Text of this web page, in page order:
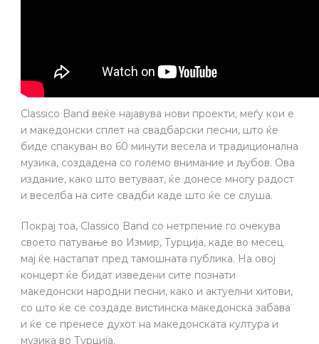
Classico Band веќе најавува нови проекти, меѓу кои е
и македонски сплет на свадбарски песни, што ќе
биде спакуван во 60 минути весела и традиционална
музика, создадена со големо внимание и љубов. Ова
издание, како што ветуваат, ќе донесе многу радост
и веселба на сите свадби каде што ќе се слуша.
Покрај тоа, Classico Band со нетрпение го очекува
своето патување во Измир, Турција, каде во месец
мај ќе настапат пред тамошната публика. На овој
концерт ќе бидат изведени сите познати
македонски народни песни, како и актуелни хитови,
со што ќе се создаде вистинска македонска забава
и ќе се пренесе духот на македонската култура и
музика во Турција.